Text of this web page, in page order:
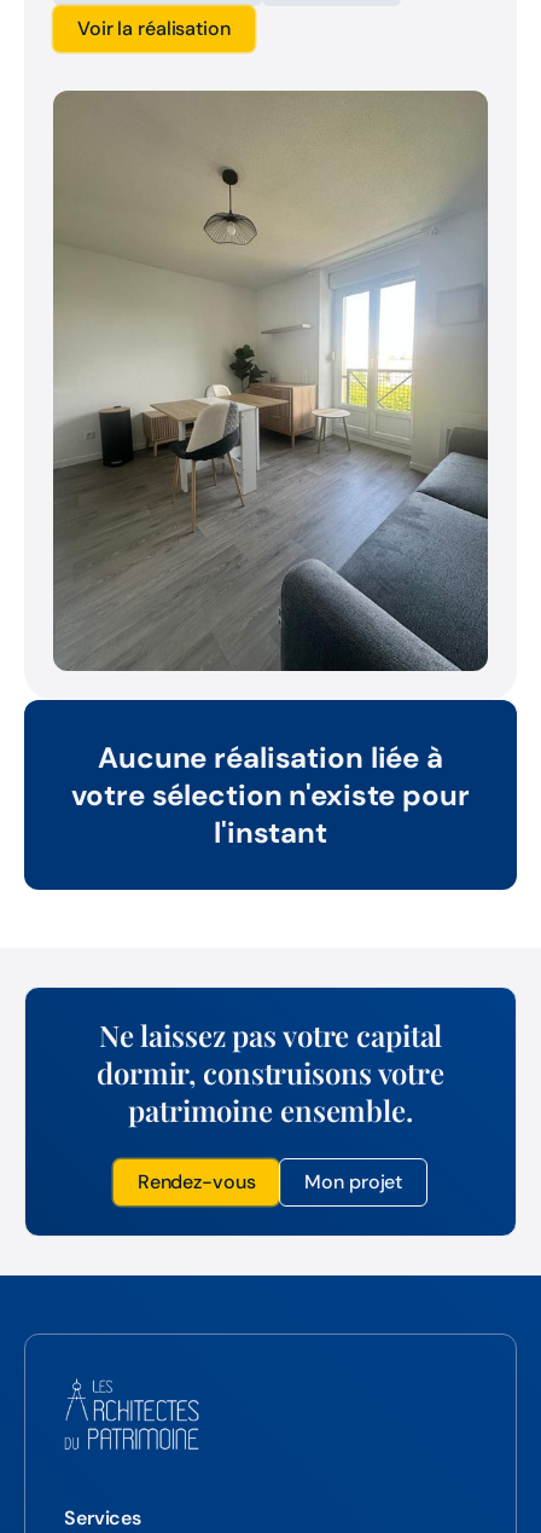
Voir la réalisation
Aucune réalisation liée à
votre sélection n'existe pour
l'instant
Ne laissez pas votre capital
dormir, construisons votre
patrimoine ensemble.
Rendez-vous Mon projet
Services